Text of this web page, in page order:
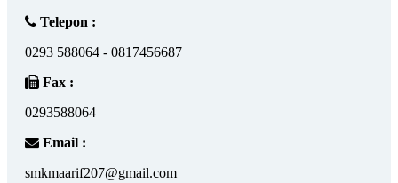
Telepon :
0293 588064 - 0817456687
Fax :
0293588064
Email :
smkmaarif207@gmail.com